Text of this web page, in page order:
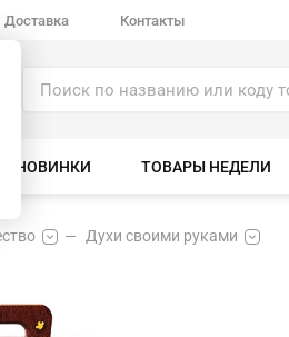
Доставка Контакты
НОВИНКИ ТОВАРЫ НЕДЕЛИ
Духи своими руками